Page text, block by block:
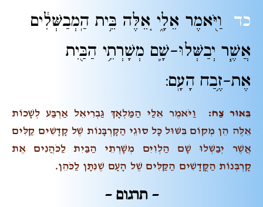
כד וַיֹּ֖אמֶר אֵלָ֑י אֵ֚לֶּה בֵּ֣ית הַֽמְבַשְּׁלִ֔ים
אֲשֶׁ֧ר יְבַשְּׁלוּ-שָׁ֛ם מְשָׁרְתֵ֥י הַבַּ֖יִת
אֶת-זֶ֥בַח הָעָֽם:
בֵּאוּר צַח:
וַיֹּאמֶר אֵלַי הַמַּלְאָךְ גַּבְרִיאֵל אַרְבַּע לְשָׁכוֹת
אֵלֶּה הֵן מְקוֹם בִּשּׁוּל כָּל סוּגֵי הַקָּרְבָּנוֹת שֶׁל קָדָשִׁים קַלִּים
אֲשֶׁר יְבַשְּׁלוּ שָׁם הַלְוִיִּם מְשָׁרְתֵי הַבַּיִת לַכֹּהֲנִים אֶת
קָרְבְּנוֹת הַקֳּדָשִׁים הַקַּלִּים שֶׁל הָעָם שֶׁנִּתָּן לַכֹּהֵן.
– תרגום –